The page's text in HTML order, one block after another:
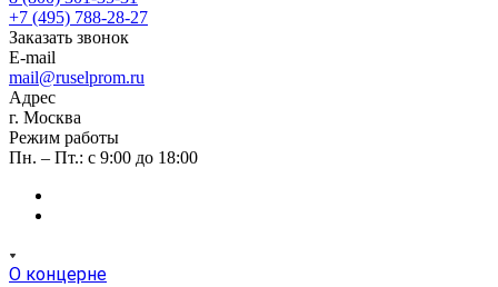
+7 (495) 788-28-27
Заказать звонок
E-mail
mail@ruselprom.ru
Адрес
г. Москва
Режим работы
Пн. – Пт.: с 9:00 до 18:00
О концерне